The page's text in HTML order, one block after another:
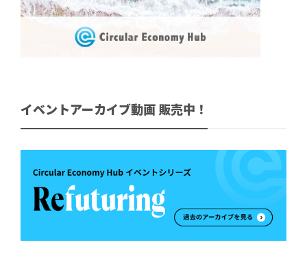
イベントアーカイブ動画 販売中！